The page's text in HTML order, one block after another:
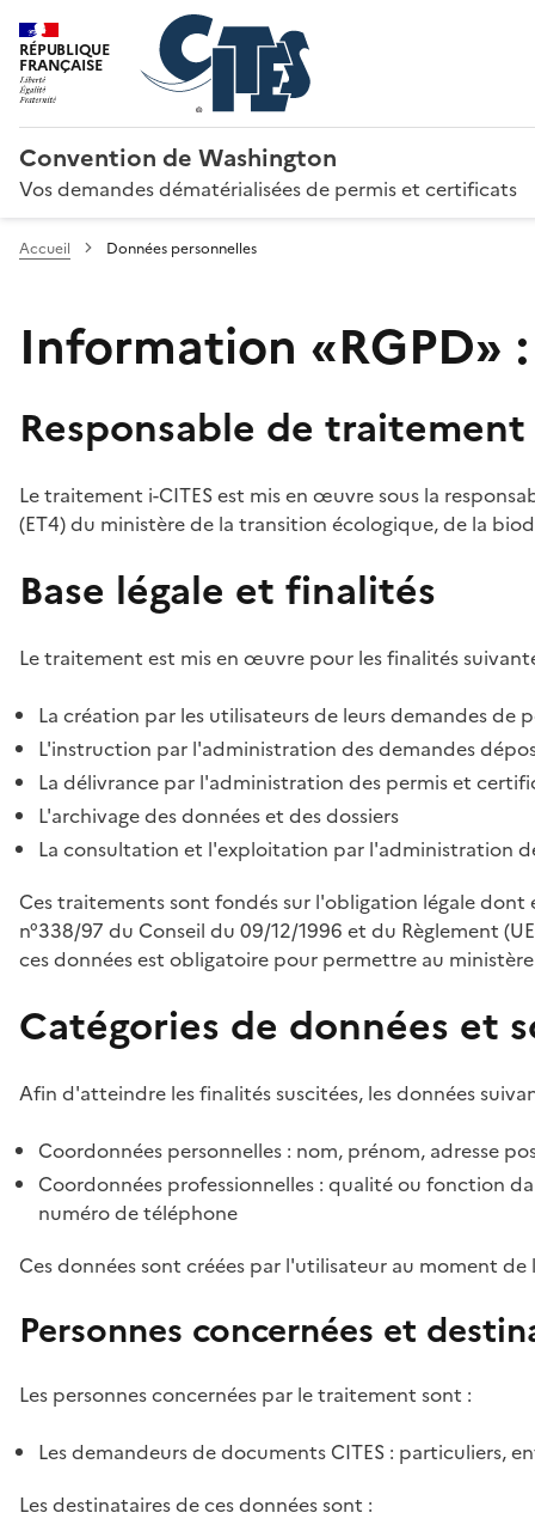
RÉPUBLIQUE
FRANÇAISE
Convention de Washington
Vos demandes dématérialisées de permis et certificats
Accueil Données personnelles
Information «RGPD»
Responsable de traitement
Le traitement i-CITES est mis en œuvre sous la
(ET4) du ministère de la transition écologique, de la
Base légale et finalités
Le traitement est mis en œuvre pour les finalités
La création par les utilisateurs de leurs demandes
L'instruction par l'administration des demandes
La délivrance par l'administration des permis et
L'archivage des données et des dossiers
La consultation et l'exploitation par l'administration
Ces traitements sont fondés sur l'obligation légale
n°338/97 du Conseil du 09/12/1996 et du Règlement
ces données est obligatoire pour permettre au
Catégories de données et
Afin d'atteindre les finalités suscitées, les données
Coordonnées personnelles : nom, prénom, adresse
Coordonnées professionnelles : qualité ou fonction
numéro de téléphone
Ces données sont créées par l'utilisateur au moment
Personnes concernées et
Les personnes concernées par le traitement sont :
Les demandeurs de documents CITES : particuliers,
Les destinataires de ces données sont :